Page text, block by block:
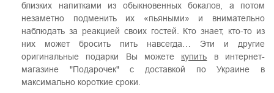
близких напитками из обыкновенных бокалов, а потом
незаметно подменить их «пьяными» и внимательно
наблюдать за реакцией своих гостей. Кто знает, кто-то из
них может бросить пить навсегда… Эти и другие
оригинальные подарки Вы можете купить в интернет-
магазине "Подарочек" с доставкой по Украине в
максимально короткие сроки.